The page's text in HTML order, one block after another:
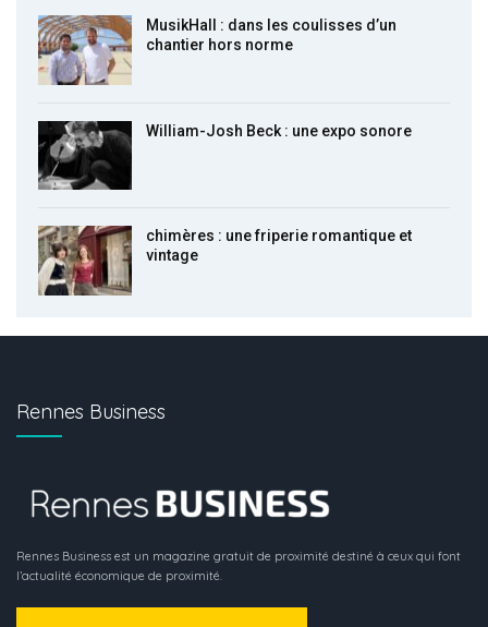
MusikHall : dans les coulisses d’un
chantier hors norme
William-Josh Beck : une expo sonore
chimères : une friperie romantique et
vintage
Rennes Business
Rennes Business est un magazine gratuit de proximité destiné à ceux qui font
l’actualité économique de proximité.